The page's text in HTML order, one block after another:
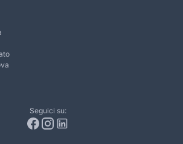
Seguici su: